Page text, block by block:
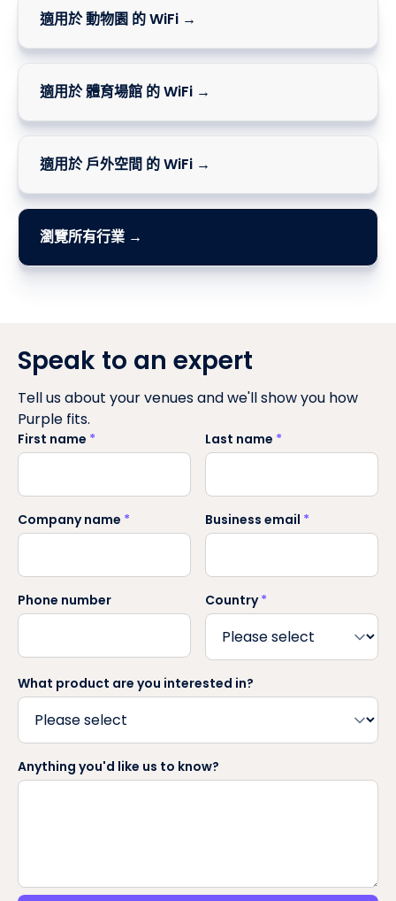
適用於 動物園 的 WiFi →
適用於 體育場館 的 WiFi →
適用於 戶外空間 的 WiFi →
瀏覽所有行業 →
Speak to an expert
Tell us about your venues and we'll show you how
Purple fits.
First name * Last name *
Company name * Business email *
Phone number Country*
What product are you interested in?
Anything you'd like us to know?